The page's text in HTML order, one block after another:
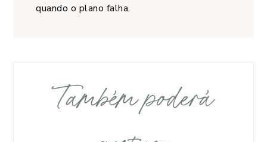
quando o plano falha.
Também poderá